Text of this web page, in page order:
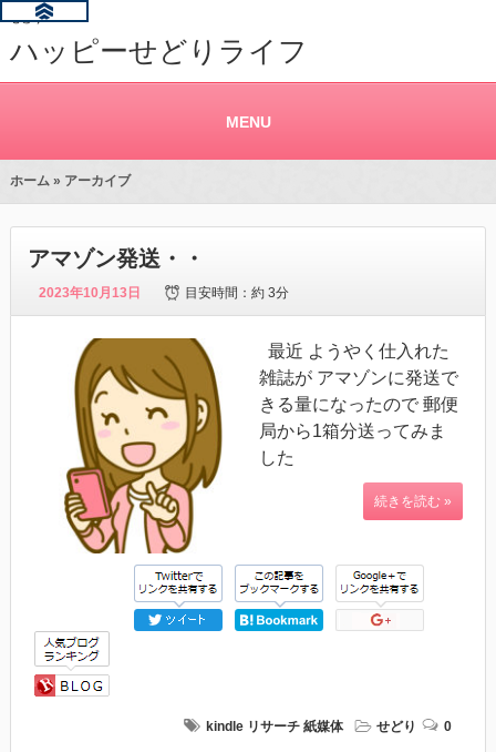
せどり
ハッピーせどりライフ
MENU
ホーム» アーカイブ
アマゾン発送・・
2023年10月13日 目安時間：約 3分
最近 ようやく仕入れた
雑誌が アマゾンに発送で
きる量になったので 郵便
局から1箱分送ってみま
した
続きを読む »
kindle リサーチ 紙媒体 せどり 0